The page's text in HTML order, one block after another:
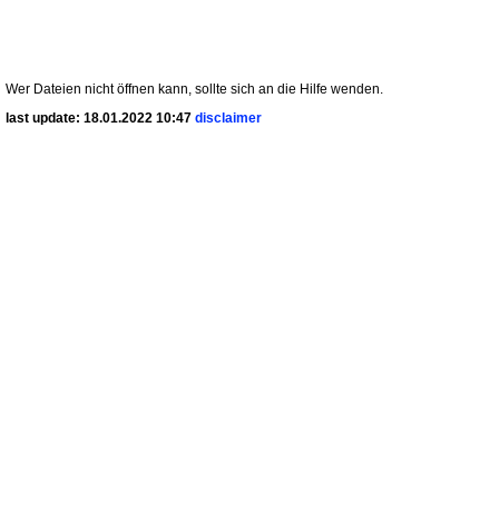
Wer Dateien nicht öffnen kann, sollte sich an die Hilfe wenden.
last update: 18.01.2022 10:47 disclaimer